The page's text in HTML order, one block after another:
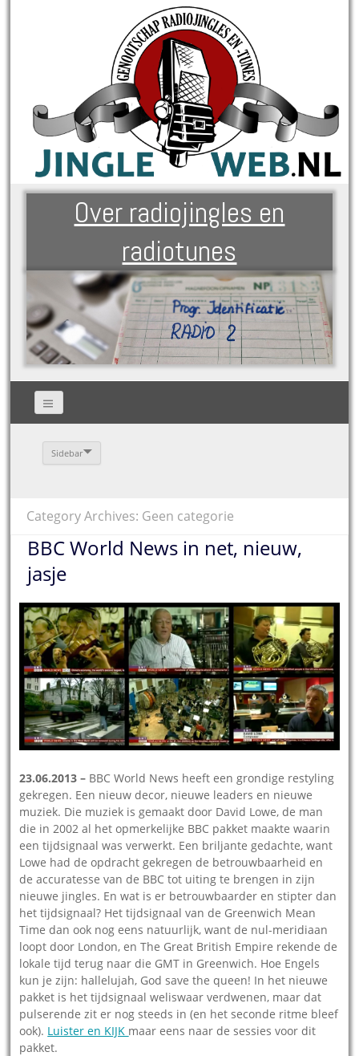
Over radiojingles en
radiotunes
Sidebar
Category Archives: Geen categorie
BBC World News in net, nieuw,
jasje
23.06.2013 – BBC World News heeft een grondige restyling
gekregen. Een nieuw decor, nieuwe leaders en nieuwe
muziek. Die muziek is gemaakt door David Lowe, de man
die in 2002 al het opmerkelijke BBC pakket maakte waarin
een tijdsignaal was verwerkt. Een briljante gedachte, want
Lowe had de opdracht gekregen de betrouwbaarheid en
de accuratesse van de BBC tot uiting te brengen in zijn
nieuwe jingles. En wat is er betrouwbaarder en stipter dan
het tijdsignaal? Het tijdsignaal van de Greenwich Mean
Time dan ook nog eens natuurlijk, want de nul-meridiaan
loopt door London, en The Great British Empire rekende de
lokale tijd terug naar die GMT in Greenwich. Hoe Engels
kun je zijn: hallelujah, God save the queen! In het nieuwe
pakket is het tijdsignaal weliswaar verdwenen, maar dat
pulserende zit er nog steeds in (en het seconde ritme bleef
ook). Luister en KIJK maar eens naar de sessies voor dit
pakket.